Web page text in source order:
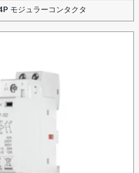
モジュラーコンタクタ